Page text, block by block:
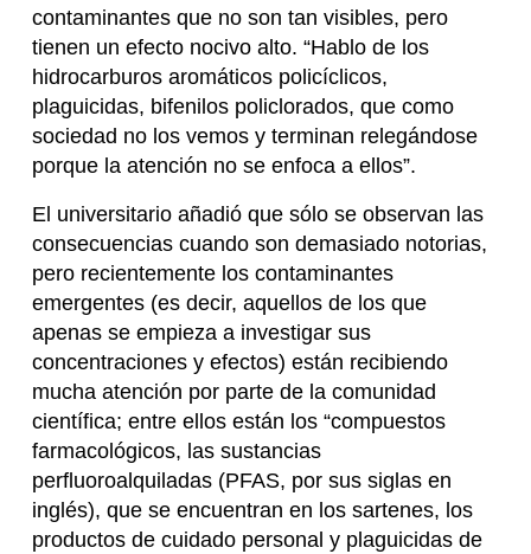
contaminantes que no son tan visibles, pero
tienen un efecto nocivo alto. “Hablo de los
hidrocarburos aromáticos policíclicos,
plaguicidas, bifenilos policlorados, que como
sociedad no los vemos y terminan relegándose
porque la atención no se enfoca a ellos”.
El universitario añadió que sólo se observan las
consecuencias cuando son demasiado notorias,
pero recientemente los contaminantes
emergentes (es decir, aquellos de los que
apenas se empieza a investigar sus
concentraciones y efectos) están recibiendo
mucha atención por parte de la comunidad
científica; entre ellos están los “compuestos
farmacológicos, las sustancias
perfluoroalquiladas (PFAS, por sus siglas en
inglés), que se encuentran en los sartenes, los
productos de cuidado personal y plaguicidas de